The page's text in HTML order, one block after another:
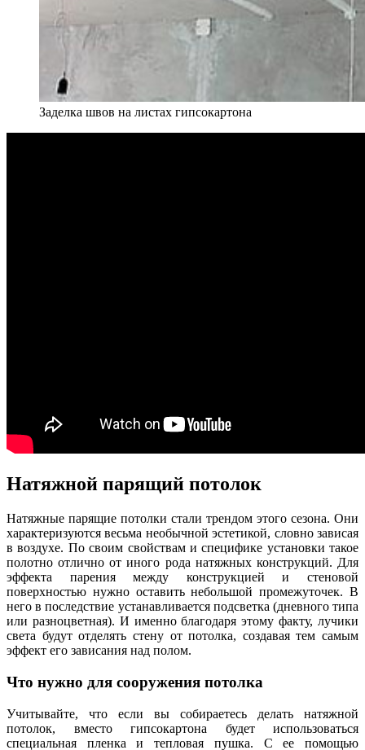
Заделка швов на листах гипсокартона
Натяжной парящий потолок
Натяжные парящие потолки стали трендом этого сезона. Они
характеризуются весьма необычной эстетикой, словно зависая
в воздухе. По своим свойствам и специфике установки такое
полотно отлично от иного рода натяжных конструкций. Для
эффекта парения между конструкцией и стеновой
поверхностью нужно оставить небольшой промежуточек. В
него в последствие устанавливается подсветка (дневного типа
или разноцветная). И именно благодаря этому факту, лучики
света будут отделять стену от потолка, создавая тем самым
эффект его зависания над полом.
Что нужно для сооружения потолка
Учитывайте, что если вы собираетесь делать натяжной
потолок, вместо гипсокартона будет использоваться
специальная пленка и тепловая пушка. С ее помощью